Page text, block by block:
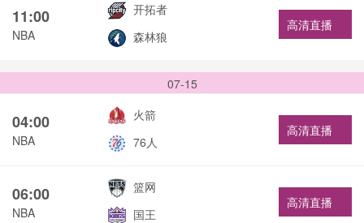
11:00
NBA
开拓者
森林狼
高清直播
07-15
04:00
NBA
火箭
76人
高清直播
06:00
NBA
篮网
国王
高清直播